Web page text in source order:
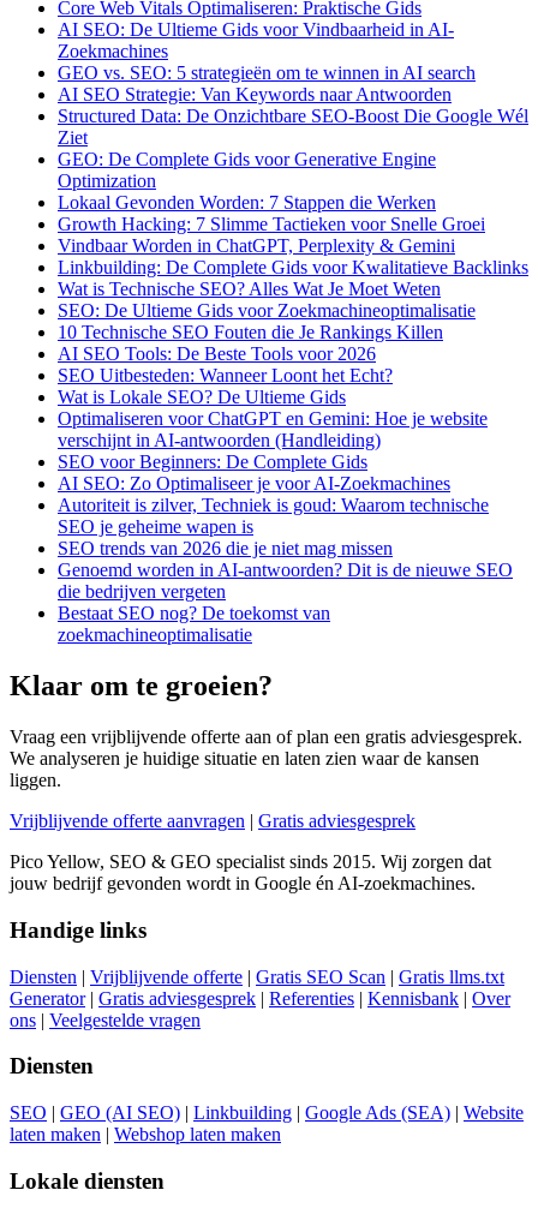
Core Web Vitals Optimaliseren: Praktische Gids
AI SEO: De Ultieme Gids voor Vindbaarheid in AI-
Zoekmachines
GEO vs. SEO: 5 strategieën om te winnen in AI search
AI SEO Strategie: Van Keywords naar Antwoorden
Structured Data: De Onzichtbare SEO-Boost Die Google Wél
Ziet
GEO: De Complete Gids voor Generative Engine
Optimization
Lokaal Gevonden Worden: 7 Stappen die Werken
Growth Hacking: 7 Slimme Tactieken voor Snelle Groei
Vindbaar Worden in ChatGPT, Perplexity & Gemini
Linkbuilding: De Complete Gids voor Kwalitatieve Backlinks
Wat is Technische SEO? Alles Wat Je Moet Weten
SEO: De Ultieme Gids voor Zoekmachineoptimalisatie
10 Technische SEO Fouten die Je Rankings Killen
AI SEO Tools: De Beste Tools voor 2026
SEO Uitbesteden: Wanneer Loont het Echt?
Wat is Lokale SEO? De Ultieme Gids
Optimaliseren voor ChatGPT en Gemini: Hoe je website
verschijnt in AI-antwoorden (Handleiding)
SEO voor Beginners: De Complete Gids
AI SEO: Zo Optimaliseer je voor AI-Zoekmachines
Autoriteit is zilver, Techniek is goud: Waarom technische
SEO je geheime wapen is
SEO trends van 2026 die je niet mag missen
Genoemd worden in AI-antwoorden? Dit is de nieuwe SEO
die bedrijven vergeten
Bestaat SEO nog? De toekomst van
zoekmachineoptimalisatie
Klaar om te groeien?
Vraag een vrijblijvende offerte aan of plan een gratis adviesgesprek.
We analyseren je huidige situatie en laten zien waar de kansen
liggen.
Vrijblijvende offerte aanvragen | Gratis adviesgesprek
Pico Yellow, SEO & GEO specialist sinds 2015. Wij zorgen dat
jouw bedrijf gevonden wordt in Google én AI-zoekmachines.
Handige links
Diensten | Vrijblijvende offerte | Gratis SEO Scan | Gratis llms.txt
Generator| Gratis adviesgesprek | Referenties | Kennisbank | Over
ons | Veelgestelde vragen
Diensten
SEO | GEO (AI SEO) | Linkbuilding | Google Ads (SEA) | Website
laten maken | Webshop laten maken
Lokale diensten